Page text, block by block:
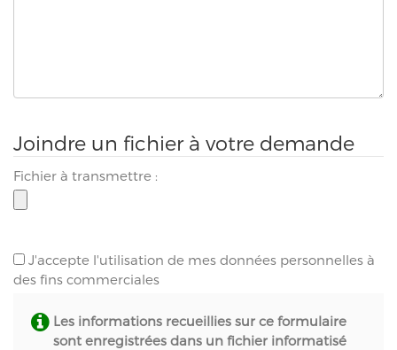
Joindre un fichier à votre demande
Fichier à transmettre :
J'accepte l'utilisation de mes données personnelles à
des fins commerciales
Les informations recueillies sur ce formulaire
sont enregistrées dans un fichier informatisé